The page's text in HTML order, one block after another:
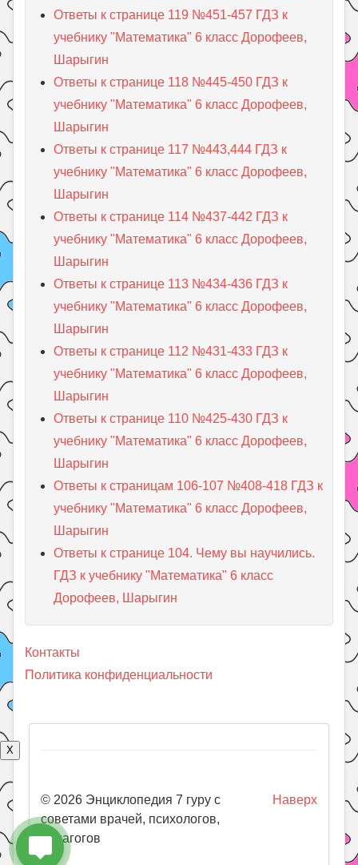
Ответы к странице 119 №451-457 ГДЗ к
учебнику "Математика" 6 класс Дорофеев,
Шарыгин
Ответы к странице 118 №445-450 ГДЗ к
учебнику "Математика" 6 класс Дорофеев,
Шарыгин
Ответы к странице 117 №443,444 ГДЗ к
учебнику "Математика" 6 класс Дорофеев,
Шарыгин
Ответы к странице 114 №437-442 ГДЗ к
учебнику "Математика" 6 класс Дорофеев,
Шарыгин
Ответы к странице 113 №434-436 ГДЗ к
учебнику "Математика" 6 класс Дорофеев,
Шарыгин
Ответы к странице 112 №431-433 ГДЗ к
учебнику "Математика" 6 класс Дорофеев,
Шарыгин
Ответы к странице 110 №425-430 ГДЗ к
учебнику "Математика" 6 класс Дорофеев,
Шарыгин
Ответы к страницам 106-107 №408-418 ГДЗ к
учебнику "Математика" 6 класс Дорофеев,
Шарыгин
Ответы к странице 104. Чему вы научились.
ГДЗ к учебнику "Математика" 6 класс
Дорофеев, Шарыгин
Контакты
Политика конфиденциальности
X
Наверх
© 2026 Энциклопедия 7 гуру с
советами врачей, психологов,
педагогов